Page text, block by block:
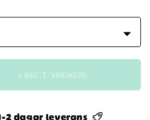
LÄGG I VARUKORG
2 dagar leverans